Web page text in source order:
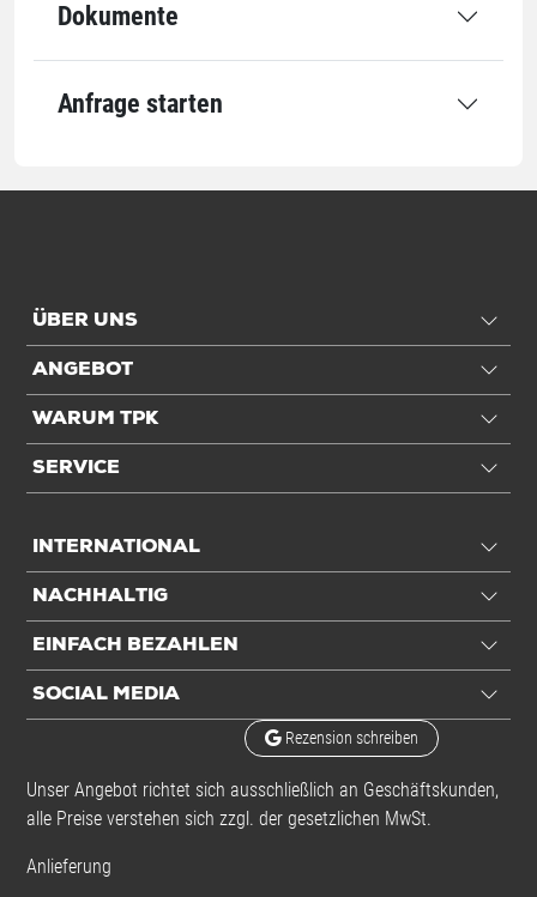
Einheiten
Dokumente
Anfrage starten
ÜBER UNS
ANGEBOT
WARUM TPK
SERVICE
INTERNATIONAL
NACHHALTIG
EINFACH BEZAHLEN
SOCIAL MEDIA
Rezension schreiben
Unser Angebot richtet sich ausschließlich an Geschäftskunden,
alle Preise verstehen sich zzgl. der gesetzlichen MwSt.
Anlieferung